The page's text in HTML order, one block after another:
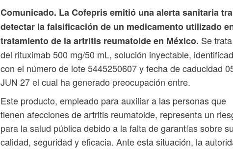
Comunicado. La Cofepris emitió una alerta sanitaria
detectar la falsificación de un medicamento utilizado
tratamiento de la artritis reumatoide en México. Se trata
del rituximab 500 mg/50 mL, solución inyectable,
con el número de lote 5445250607 y fecha de caducidad
JUN 27 el cual ha generado preocupación entre.
Este producto, empleado para auxiliar a las personas que
tienen afecciones de artritis reumatoide, representa un
para la salud pública debido a la falta de garantías sobre su
calidad, seguridad y eficacia. Ante esta situación, la